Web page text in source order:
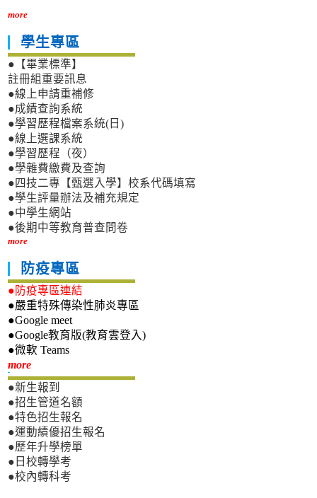
more
學生專區
●【畢業標準】
註冊組重要訊息
●線上申請重補修
●成績查詢系統
●學習歷程檔案系統(日)
●線上選課系統
●學習歷程（夜）
●學雜費繳費及查詢
●四技二專【甄選入學】校系代碼填寫
●學生評量辦法及補充規定
●中學生網站
●後期中等教育普查問卷
more
防疫專區
●防疫專區連結
●嚴重特殊傳染性肺炎專區
●Google meet
●Google教育版(教育雲登入)
●微軟 Teams
more新生專區
●新生報到
●招生管道名額
●特色招生報名
●運動績優招生報名
●歷年升學榜單
●日校轉學考
●校內轉科考